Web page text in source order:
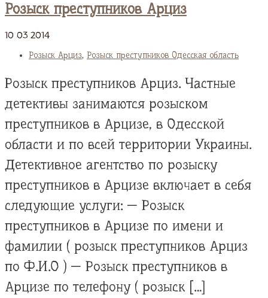
Розыск преступников Арциз
10 03 2014
Розыск Арциз, Розыск преступников Одесская область
Розыск преступников Арциз. Частные
детективы занимаются розыском
преступников в Арцизе, в Одесской
области и по всей территории Украины.
Детективное агентство по розыску
преступников в Арцизе включает в себя
следующие услуги: — Розыск
преступников в Арцизе по имени и
фамилии ( розыск преступников Арциз
по Ф.И.О ) — Розыск преступников в
Арцизе по телефону ( розыск […]